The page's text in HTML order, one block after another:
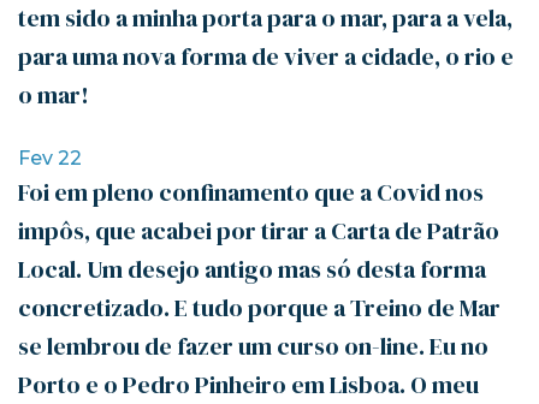
tem sido a minha porta para o mar, para a vela,
para uma nova forma de viver a cidade, o rio e
o mar!
Fev 22
Foi em pleno confinamento que a Covid nos
impôs, que acabei por tirar a Carta de Patrão
Local. Um desejo antigo mas só desta forma
concretizado. E tudo porque a Treino de Mar
se lembrou de fazer um curso on-line. Eu no
Porto e o Pedro Pinheiro em Lisboa. O meu